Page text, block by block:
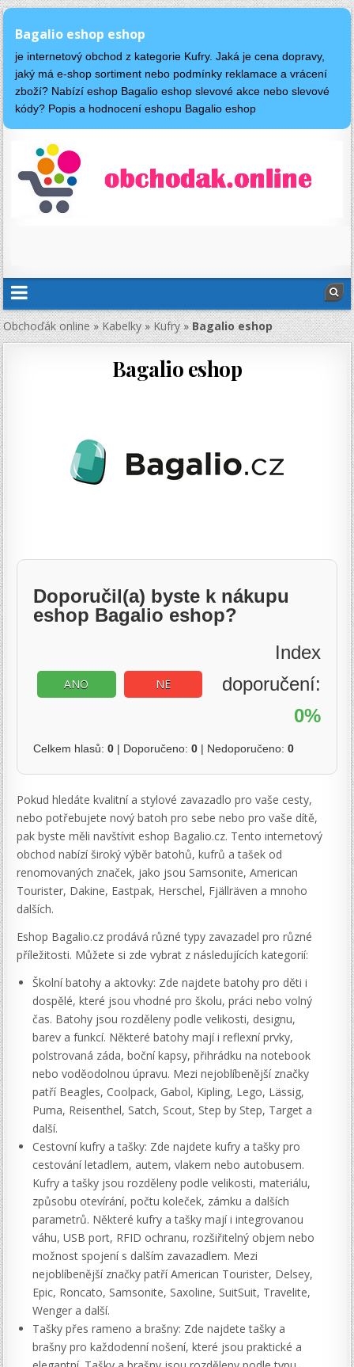
Bagalio eshop eshop
je internetový obchod z kategorie Kufry. Jaká je cena dopravy,
jaký má e-shop sortiment nebo podmínky reklamace a vrácení
zboží? Nabízí eshop Bagalio eshop slevové akce nebo slevové
kódy? Popis a hodnocení eshopu Bagalio eshop
Obchoďák online»Kabelky»Kufry»Bagalio eshop
Bagalio eshop
Doporučil(a) byste k nákupu
eshop Bagalio eshop?
ANO NE
Index
doporučení:
0%
Celkem hlasů:0 | Doporučeno:0 | Nedoporučeno:0
Pokud hledáte kvalitní a stylové zavazadlo pro vaše cesty,
nebo potřebujete nový batoh pro sebe nebo pro vaše dítě,
pak byste měli navštívit eshop Bagalio.cz. Tento internetový
obchod nabízí široký výběr batohů, kufrů a tašek od
renomovaných značek, jako jsou Samsonite, American
Tourister, Dakine, Eastpak, Herschel, Fjällräven a mnoho
dalších.
Eshop Bagalio.cz prodává různé typy zavazadel pro různé
příležitosti. Můžete si zde vybrat z následujících kategorií:
Školní batohy a aktovky: Zde najdete batohy pro děti i
dospělé, které jsou vhodné pro školu, práci nebo volný
čas. Batohy jsou rozděleny podle velikosti, designu,
barev a funkcí. Některé batohy mají i reflexní prvky,
polstrovaná záda, boční kapsy, přihrádku na notebook
nebo voděodolnou úpravu. Mezi nejoblíbenější značky
patří Beagles, Coolpack, Gabol, Kipling, Lego, Lässig,
Puma, Reisenthel, Satch, Scout, Step by Step, Target a
další.
Cestovní kufry a tašky: Zde najdete kufry a tašky pro
cestování letadlem, autem, vlakem nebo autobusem.
Kufry a tašky jsou rozděleny podle velikosti, materiálu,
způsobu otevírání, počtu koleček, zámku a dalších
parametrů. Některé kufry a tašky mají i integrovanou
váhu, USB port, RFID ochranu, rozšiřitelný objem nebo
možnost spojení s dalším zavazadlem. Mezi
nejoblíbenější značky patří American Tourister, Delsey,
Epic, Roncato, Samsonite, Saxoline, SuitSuit, Travelite,
Wenger a další.
Tašky přes rameno a brašny: Zde najdete tašky a
brašny pro každodenní nošení, které jsou praktické a